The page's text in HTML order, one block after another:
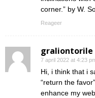
corner.” by W.
Reageer
graliontorile
7 april 2022 at 4:23
Hi, i think that i
“return the
enhance my